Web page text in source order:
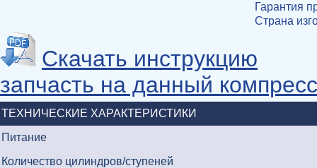
Гарантия
Страна
Скачать инструкцию
запчасть на данный
ТЕХНИЧЕСКИЕ ХАРАКТЕРИСТИКИ
Питание
Количество цилиндров/ступеней